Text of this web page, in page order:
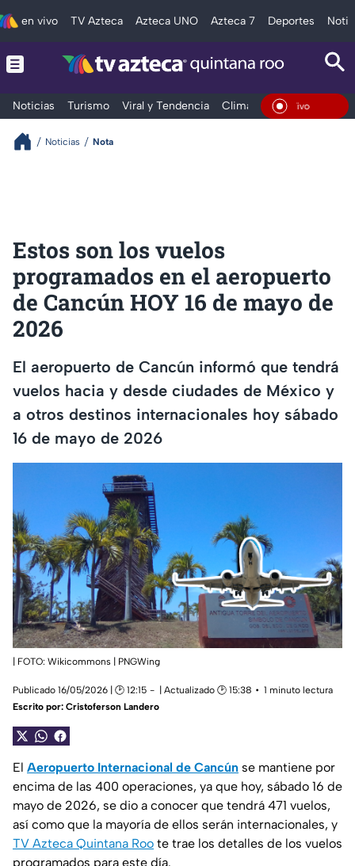
en vivo TV Azteca Azteca UNO Azteca 7 Deportes
Noticias Turismo Viral y Tendencia Clima Tráfico
En Vivo
Noticias Nota
Estos son los vuelos
programados en el aeropuerto
de Cancún HOY 16 de mayo de
2026
El aeropuerto de Cancún informó que tendrá
vuelos hacia y desde ciudades de México y
a otros destinos internacionales hoy sábado
16 de mayo de 2026
| FOTO: Wikicommons | PNGWing
Publicado 16/05/2026 | 🕑 12:15 | Actualizado 🕑 15:38
1 minuto lectura
Escrito por: Cristoferson Landero
El Aeropuerto Internacional de Cancún se mantiene por
encima de las 400 operaciones, ya que hoy, sábado 16 de
mayo de 2026, se dio a conocer que tendrá 471 vuelos,
así como que la mayoría de ellos serán internacionales, y
TV Azteca Quintana Roo te trae los detalles de los vuelos
programados para este día.